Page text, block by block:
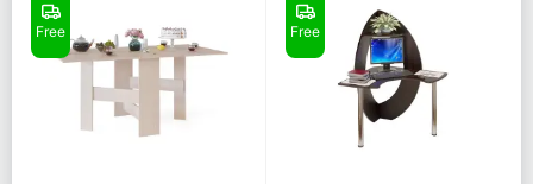
Free Free